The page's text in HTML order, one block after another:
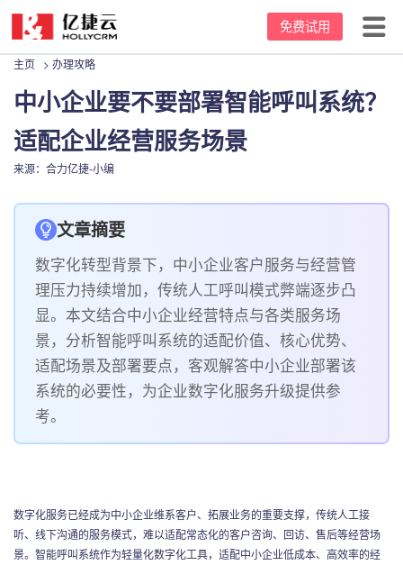
免费试用
首页
产品中心
云呼叫中心
客服电话系统
电话外呼系统
外呼机器人
95呼叫中心
坐席价格
客户案例
资源中心
新闻动态
办理攻略
常用话术
关于我们
公司介绍
发展里程碑
联系我们
主页 > 办理攻略
中小企业要不要部署智能呼叫系统？
适配企业经营服务场景
来源：合力亿捷-小编
文章摘要
数字化转型背景下，中小企业客户服务与经营管
理压力持续增加，传统人工呼叫模式弊端逐步凸
显。本文结合中小企业经营特点与各类服务场
景，分析智能呼叫系统的适配价值、核心优势、
适配场景及部署要点，客观解答中小企业部署该
系统的必要性，为企业数字化服务升级提供参
考。
数字化服务已经成为中小企业维系客户、拓展业务的重要支撑，传统人工接
听、线下沟通的服务模式，难以适配常态化的客户咨询、回访、售后等经营场
景。智能呼叫系统作为轻量化数字化工具，适配中小企业低成本、高效率的经